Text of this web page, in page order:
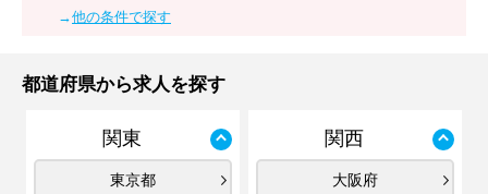
→他の条件で探す
都道府県から求人を探す
関東
東京都
関西
大阪府